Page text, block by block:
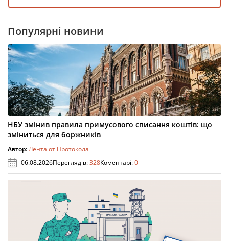
Популярні новини
НБУ змінив правила примусового списання коштів: що
зміниться для боржників
Автор:Лента от Протокола
06.08.2026Переглядів:328Коментарі:0